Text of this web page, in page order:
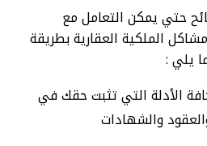
حتي يمكن التعامل مع
الملكية العقارية بطريقة
يلي :
الأدلة التي تثبت حقك في
والشهادات